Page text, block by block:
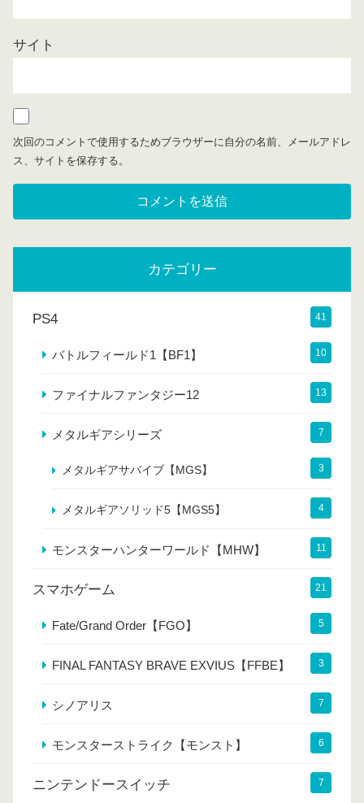
サイト
次回のコメントで使用するためブラウザーに自分の名前、メールアドレ
ス、サイトを保存する。
カテゴリー
PS4 41
バトルフィールド1【BF1】 10
ファイナルファンタジー12 13
メタルギアシリーズ 7
メタルギアサバイブ【MGS】 3
メタルギアソリッド5【MGS5】 4
モンスターハンターワールド【MHW】 11
スマホゲーム 21
Fate/Grand Order【FGO】 5
FINAL FANTASY BRAVE EXVIUS【FFBE】 3
シノアリス 7
モンスターストライク【モンスト】 6
ニンテンドースイッチ 7